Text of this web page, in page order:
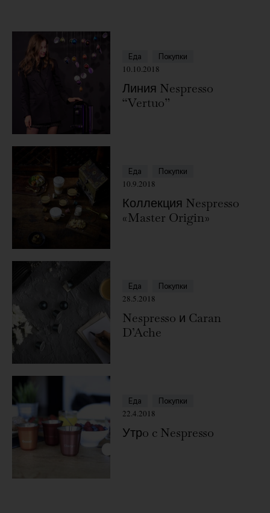
Еда Покупки
10.10.2018
Линия Nespresso
“Vertuo”
Еда Покупки
10.9.2018
Коллекция Nespresso
«Master Origin»
Еда Покупки
28.5.2018
Nespresso и Caran
D’Ache
Еда Покупки
22.4.2018
Утрo c Nespresso